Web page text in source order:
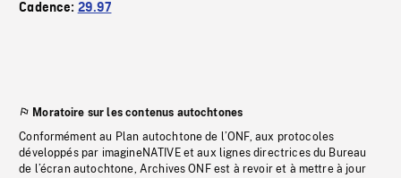
Cadence: 29.97
Moratoire sur les contenus autochtones
Conformément au Plan autochtone de l’ONF, aux protocoles
développés par imagineNATIVE et aux lignes directrices du Bureau
de l’écran autochtone, Archives ONF est à revoir et à mettre à jour